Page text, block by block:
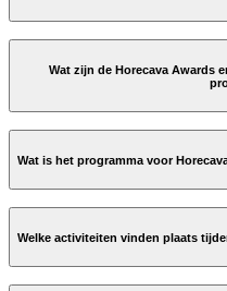
Wat zijn de Horecava Awards
Wat is het programma voor
nieuwsbrief
Welke activiteiten vinden plaats